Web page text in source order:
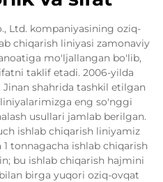
Ltd. kompaniyasining oziq-
chiqarish liniyasi zamonaviy
mo'ljallangan bo'lib,
taklif etadi. 2006-yilda
shahrida tashkil etilgan
eng so'nggi
usullari jamlab berilgan.
ishlab chiqarish liniyamiz
tonnagacha ishlab chiqarish
bu ishlab chiqarish hajmini
birga yuqori oziq-ovqat